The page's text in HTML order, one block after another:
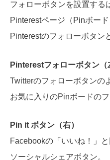
フォローボタンを設置する
Pinterestページ（Pinボー
Pinterestのフォローボタン
Pinterestフォローボタン（
Twitterのフォローボタンの
お気に入りのPinボードの
Pin it ボタン（右）
Facebookの「いいね！」
ソーシャルシェアボタン。